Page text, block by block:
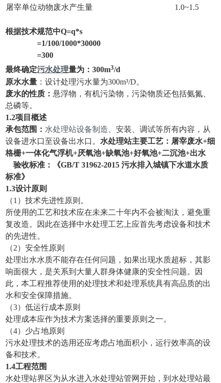
屠宰单位动物废水产生量
1.0~1.5
根据技术规范中Q=q*s
=1/100/1000*30000
=300
最终确定污水处理量为：300m3/d
原水水量 ：设计处理污水量为300m³/D。
废水的性质：悬浮物，有机污染物，污染物质还包括氨氮、
总磷等。
1.2项目概述
承包范围： 水处理站设备制造 、安装、调试等所有内容，从
设备进水口至设备出水口。 水处理站主要工艺： 屠宰废水+细
格栅+一体化气浮机+厌氧池+缺氧池+好氧池+二沉池+出水
验收标准：《GB/T 31962-2015 污水排入城镇下水道水质
标准》
1.3设计原则
（1）技术先进性原则。
所使用的工艺和技术应在未来二十年内不会被淘汰，避免重
复改造。因此在选择中水处理工艺上应首先考虑设备和技术
的先进性。
（2）安全性原则
处理出水水质不能存在任何问题，如果出现水质超标，其影
响面很大，是关系到大量人群身体健康的安全性问题。因
此，本工程推荐使用的处理技术和处理系统具有高品质的出
水和安全保障措施。
（3）低运行成本原则
处理成本应作为技术方案选择的重要原则之一。
（4）少占地原则
污水处理技术的选用还应考虑占地面积小，运行效率高的设
备和技术。
1.4工程范围
水处理站界区为从水进入水处理站管网开始，到水处理站最